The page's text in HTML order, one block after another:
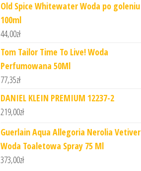
Old Spice Whitewater Woda po goleniu
100ml
44,00zł
Tom Tailor Time To Live! Woda
Perfumowana 50Ml
77,35zł
DANIEL KLEIN PREMIUM 12237-2
219,00zł
Guerlain Aqua Allegoria Nerolia Vetiver
Woda Toaletowa Spray 75 Ml
373,00zł